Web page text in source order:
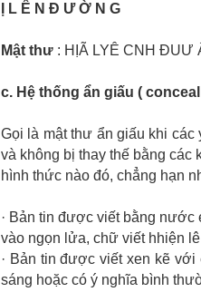
Ị L Ê N Đ Ư Ờ N G
Mật thư : HỊÃ LYÊ CNH ĐUƯ
c. Hệ thống ẩn giấu (
Gọi là mật thư ẩn giấu khi
và không bị thay thế bằng
hình thức nào đó, chẳng hạn
· Bản tin được viết bằng
vào ngọn lửa, chữ viết hhiện
· Bản tin được viết xen kẽ
sáng hoặc có ý nghĩa bình